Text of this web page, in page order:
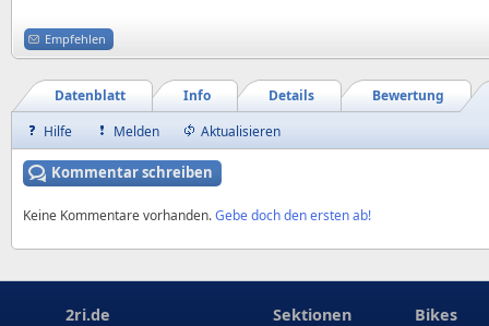
Empfehlen
Bewertung
Details
Info
Datenblatt
Hilfe
Melden Aktualisieren
Kommentar schreiben
Keine Kommentare vorhanden.Gebe doch den ersten ab!
2ri.de Sektionen Bikes